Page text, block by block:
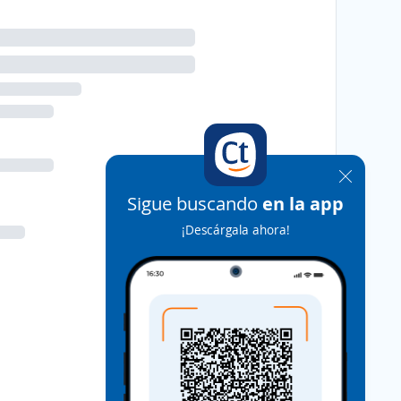
Sigue buscando en la app
¡Descárgala ahora!